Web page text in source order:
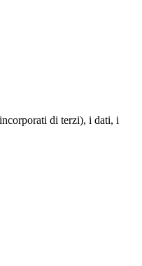
di terzi), i dati, i